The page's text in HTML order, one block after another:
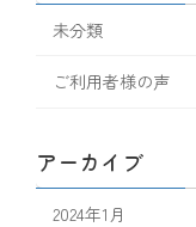
未分類
ご利用者様の声
アーカイブ
2024年1月